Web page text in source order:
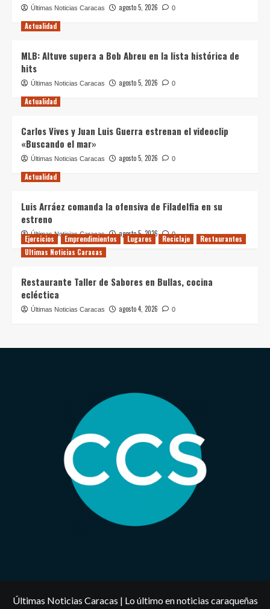
Últimas Noticias Caracas agosto 5, 2026 0
Actualidad
MLB: Altuve supera a Bob Abreu en la lista histórica de
hits
Últimas Noticias Caracas agosto 5, 2026 0
Actualidad
Carlos Vives y Juan Luis Guerra estrenan el videoclip
«Buscando el mar»
Últimas Noticias Caracas agosto 5, 2026 0
Actualidad
Luis Arráez comanda la ofensiva de Filadelfia en su
estreno
Últimas Noticias Caracas agosto 5, 2026 0
Ejercicios Emprendimientos Lugares Reciclaje
Restaurantes
Ultimas Noticias Caracas
Restaurante Taller de Sabores en Bullas, cocina
ecléctica
Últimas Noticias Caracas agosto 4, 2026 0